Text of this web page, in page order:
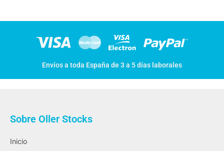
Envíos a toda España de 3 a 5 días laborales
Sobre Oller Stocks
Inicio